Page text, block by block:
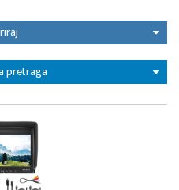
pretraga